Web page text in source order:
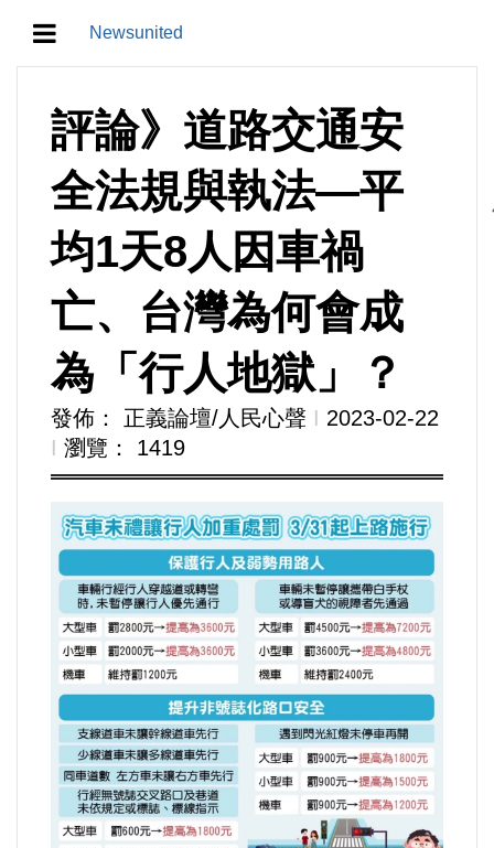
Newsunited
教育/五育/五創
人生/生存/生活
產業/經濟
政治/政黨
農業/技術/肥飼料/農藥/產銷
食品/衛生/醫療/照護
運動/體育/休閒/育樂
兩岸/大陸
寵物/動保
婦女/孩童
評論》道路交通安
全法規與執法—平
均1天8人因車禍
亡、台灣為何會成
為「行人地獄」？
發佈： 正義論壇/人民心聲 Ι 2023-02-22
Ι 瀏覽： 1419